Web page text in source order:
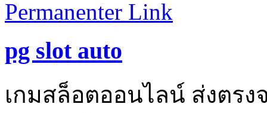
Permanenter Link
pg slot auto
เกมสล็อตออนไลน์ ส่งตร